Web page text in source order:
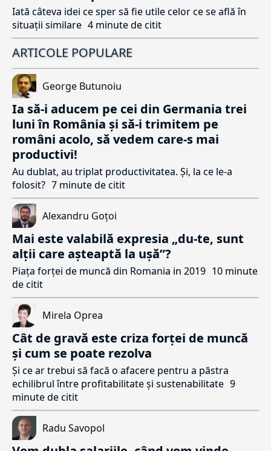
Iată câteva idei ce sper să fie utile celor ce se află în
situații similare 4 minute de citit
ARTICOLE POPULARE
George Butunoiu
Ia să-i aducem pe cei din Germania trei
luni în România și să-i trimitem pe
români acolo, să vedem care-s mai
productivi!
Au dublat, au triplat productivitatea. Și, la ce le-a
folosit? 7 minute de citit
Alexandru Goțoi
Mai este valabilă expresia „du-te, sunt
alții care așteaptă la ușă”?
Piața forței de muncă din Romania in 2019 10 minute
de citit
Mirela Oprea
Cât de gravă este criza forței de muncă
și cum se poate rezolva
Și ce ar trebui să facă o afacere pentru a păstra
echilibrul între profitabilitate și sustenabilitate 9
minute de citit
Radu Savopol